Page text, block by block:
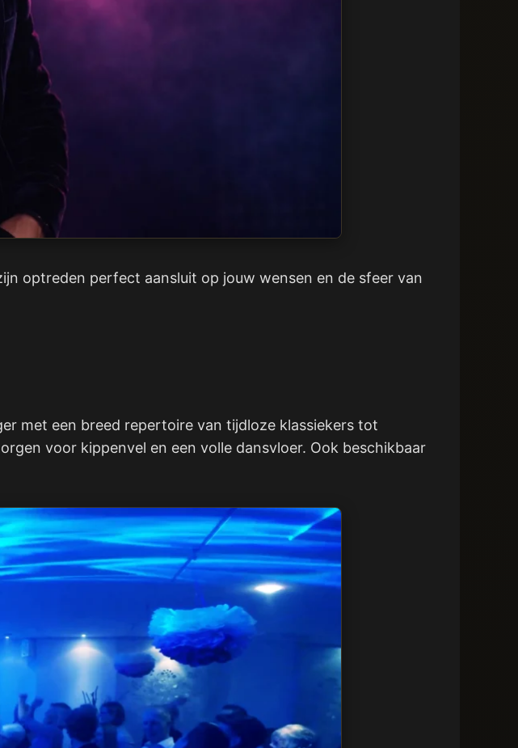
optreden perfect aansluit op jouw wensen en de sfeer van
met een breed repertoire van tijdloze klassiekers tot
voor kippenvel en een volle dansvloer. Ook beschikbaar